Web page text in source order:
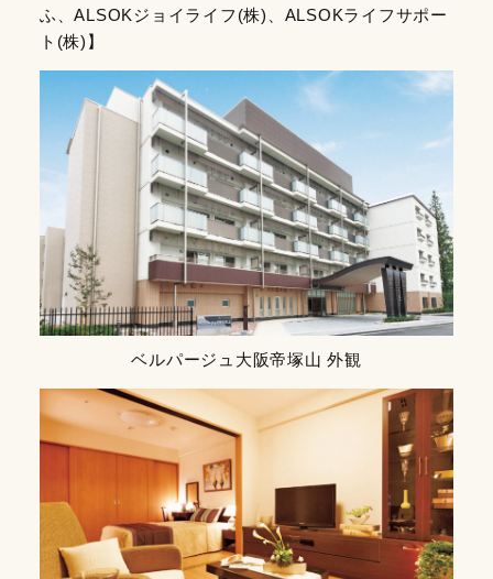
ふ、ALSOKジョイライフ(株)、ALSOKライフサポー
ト(株)】
ベルパージュ大阪帝塚山 外観